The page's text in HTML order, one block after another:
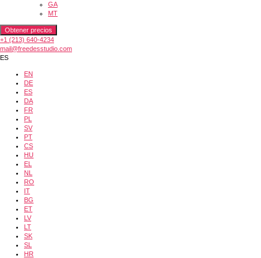
GA
MT
Obtener precios
+1 (213) 640-4234
mail@freedesstudio.com
ES
EN
DE
ES
DA
FR
PL
SV
PT
CS
HU
EL
NL
RO
IT
BG
ET
LV
LT
SK
SL
HR